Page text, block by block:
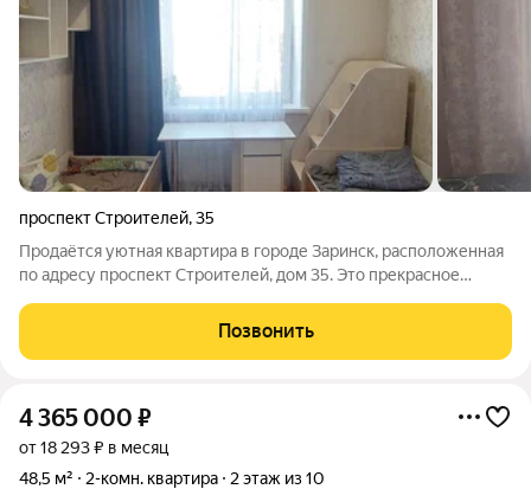
проспект Строителей,35
Продаётся уютная квартира в городе Заринск, расположенная
по адресу проспект Строителей, дом 35. Это прекрасное
развитую инфраструктуру района. Квартира обладает общей
площадью 49.3 квадратных
Позвонить
4 365 000 ₽
от 18 293 ₽ в месяц
48,5 м²
2-комн. квартира 2 этаж из 10